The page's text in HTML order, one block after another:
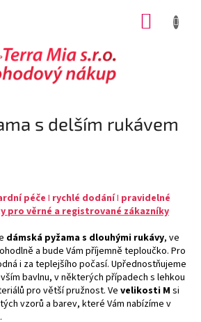
s delším rukávem
péčeI rychlé dodáníI pravidelné
pro věrné a registrované zákazníky
dámská pyžama s dlouhými rukávy, ve
a bude Vám příjemně teploučko. Pro
i za teplejšího počasí. Upřednostňujeme
bavlnu, v některých případech s lehkou
pro větší pružnost. Ve velikosti M si
vzorů a barev, které Vám nabízíme v